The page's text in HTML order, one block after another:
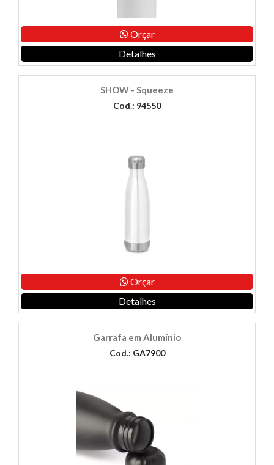
Orçar
Detalhes
SHOW - Squeeze
Cod.: 94550
Orçar
Detalhes
Garrafa em Alumínio
Cod.: GA7900